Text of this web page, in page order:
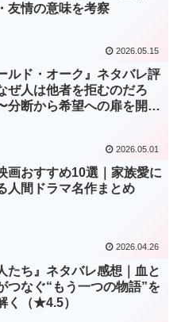
友情の意味を考察
2026.05.15
ルド・オーク』ネタバレ評
ぜ人は他者を拒むのだろ
分断から希望への扉を開け
2026.05.01
画おすすめ10選｜家族愛に
人間ドラマ名作まとめ
2026.04.26
たち』ネタバレ感想｜血と
つなぐ“もう一つの物語”を
く（★4.5）